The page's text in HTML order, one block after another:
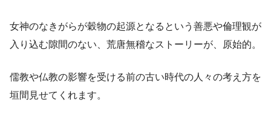
女神のなきがらが穀物の起源となるという善悪や倫理観が
入り込む隙間のない、荒唐無稽なストーリーが、原始的。
儒教や仏教の影響を受ける前の古い時代の人々の考え方を
垣間見せてくれます。